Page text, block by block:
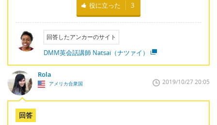
役に立った 3
回答したアンカーのサイト
DMM英会話講師 Natsai（ナツァイ）
Rola
アメリカ合衆国 2019/10/27 20:05
回答